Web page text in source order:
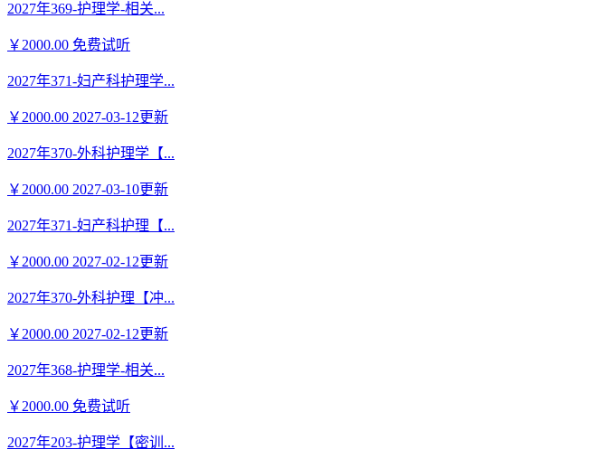
2027年369-护理学-相关...
￥2000.00 免费试听
2027年371-妇产科护理学...
￥2000.00 2027-03-12更新
2027年370-外科护理学【...
￥2000.00 2027-03-10更新
2027年371-妇产科护理【...
￥2000.00 2027-02-12更新
2027年370-外科护理【冲...
￥2000.00 2027-02-12更新
2027年368-护理学-相关...
￥2000.00 免费试听
2027年203-护理学【密训...